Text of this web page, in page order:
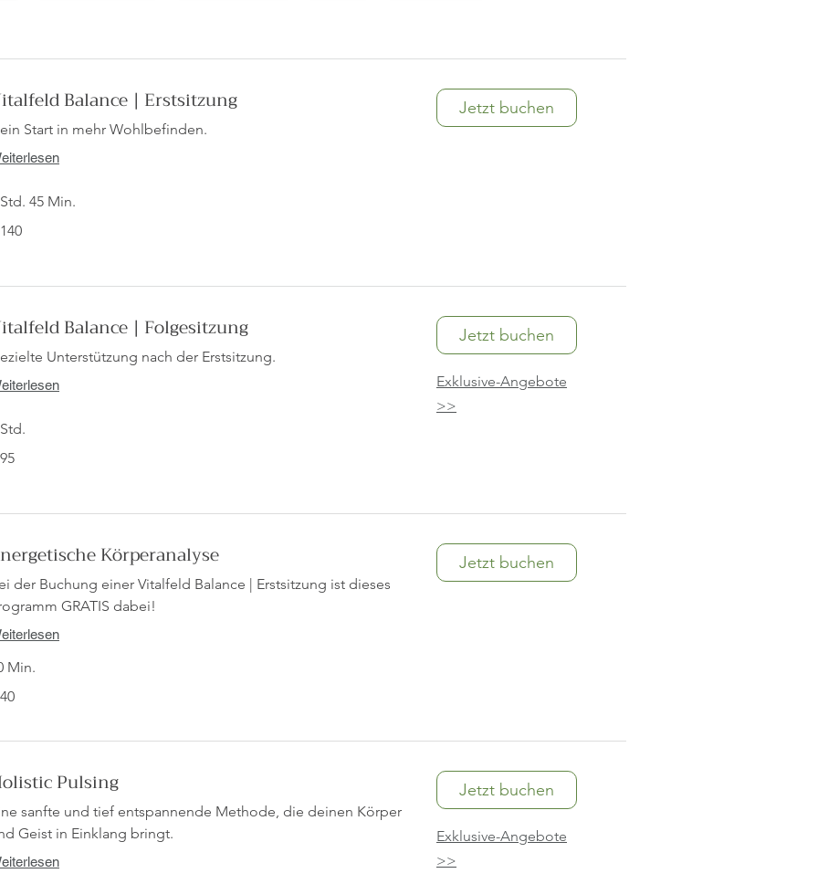
Balance | Erstsitzung
Start in mehr Wohlbefinden.
45 Min.
Jetzt buchen
Balance | Folgesitzung
Unterstützung nach der Erstsitzung.
Jetzt buchen
Exklusive-Angebote
>>
Körperanalyse
der Buchung einer Vitalfeld Balance | Erstsitzung ist dieses
GRATIS dabei!
Min.
Jetzt buchen
Pulsing
sanfte und tief entspannende Methode, die deinen Körper
Geist in Einklang bringt.
Jetzt buchen
Exklusive-Angebote
>>